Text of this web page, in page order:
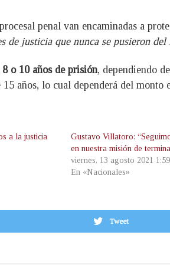
penal van encaminadas a
de justicia que nunca se pusieron
o 10 años de prisión, dependiendo
años, lo cual dependerá del monto
a la justicia
Gustavo Villatoro:
en nuestra misión de
viernes, 13 agosto 2021
En «Nacionales»
Tweet